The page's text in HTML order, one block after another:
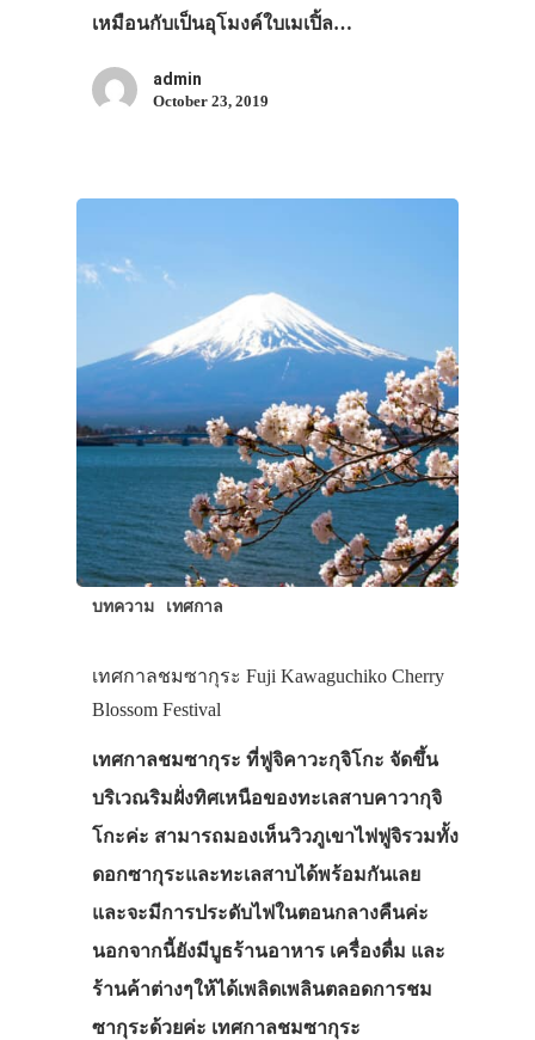
เหมือนกับเป็นอุโมงค์ใบเมเปิ้ล…
admin
October 23, 2019
บทความ เทศกาล
เทศกาลชมซากุระ Fuji Kawaguchiko Cherry
Blossom Festival
เทศกาลชมซากุระ ที่ฟูจิคาวะกุจิโกะ จัดขึ้น
บริเวณริมฝั่งทิศเหนือของทะเลสาบคาวากุจิ
โกะค่ะ สามารถมองเห็นวิวภูเขาไฟฟูจิรวมทั้ง
ดอกซากุระและทะเลสาบได้พร้อมกันเลย
และจะมีการประดับไฟในตอนกลางคืนค่ะ
นอกจากนี้ยังมีบูธร้านอาหาร เครื่องดื่ม และ
ร้านค้าต่างๆให้ได้เพลิดเพลินตลอดการชม
ซากุระด้วยค่ะ เทศกาลชมซากุระ